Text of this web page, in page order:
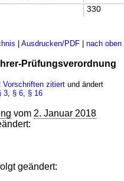
330
| Ausdrucken/PDF| nach oben
Prüfungsverordnung
Vorschriften zitiert und ändert
3 § 6 § 16
vom 2. Januar 2018
geändert: